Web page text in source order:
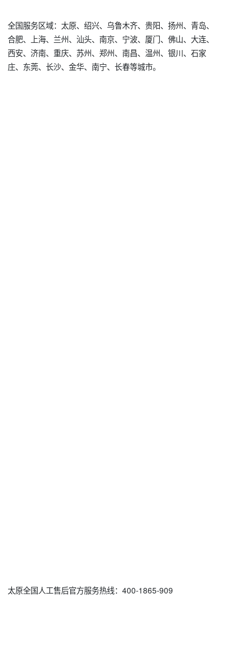
全国服务区域：太原、绍兴、乌鲁木齐、贵阳、扬州、青岛、
合肥、上海、兰州、汕头、南京、宁波、厦门、佛山、大连、
西安、济南、重庆、苏州、郑州、南昌、温州、银川、石家
庄、东莞、长沙、金华、南宁、长春等城市。
太原全国人工售后官方服务热线：400-1865-909